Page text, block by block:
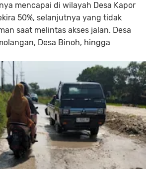
mencapai di wilayah Desa Kapor
50%, selanjutnya yang tidak
saat melintas akses jalan. Desa
Desa Binoh, hingga